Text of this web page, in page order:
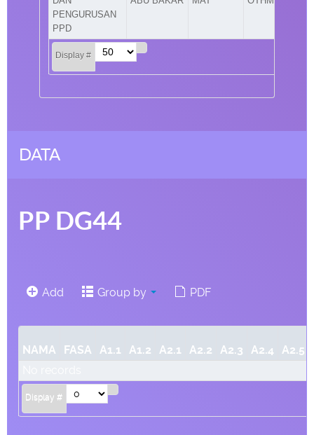
Display #
PENGURUSAN
PPD
DATA
PP DG44
Add Group by PDF
NAMA FASA A1.1 A1.2 A2.1 A2.2 A2.3 A2.4 A2.5
Display #